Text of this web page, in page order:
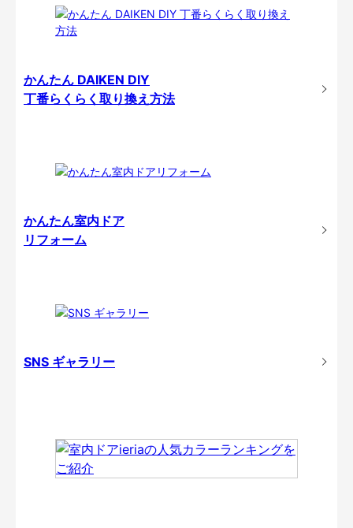
かんたん DAIKEN DIY
丁番らくらく取り換え方法
かんたん室内ドア
リフォーム
SNS ギャラリー